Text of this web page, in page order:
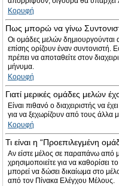
Κορυφή
Πως μπορώ να γίνω
Οι ομάδες μελών δημιουργούνται
επίσης ορίζουν έναν συντονιστή.
πρέπει να αποταθείτε στον
μήνυμα.
Κορυφή
Γιατί μερικές ομάδες μελών
Είναι πιθανό ο διαχειριστής να
για να ξεχωρίζουν από τους άλλα
Κορυφή
Τι είναι η “Προεπιλεγμένη
Αν είστε μέλος σε παραπάνω από
χρησιμοποιείτε για να καθορίσει
μπορεί να δώσει δικαίωμα στο
από τον Πίνακα Ελέγχου Μέλους.